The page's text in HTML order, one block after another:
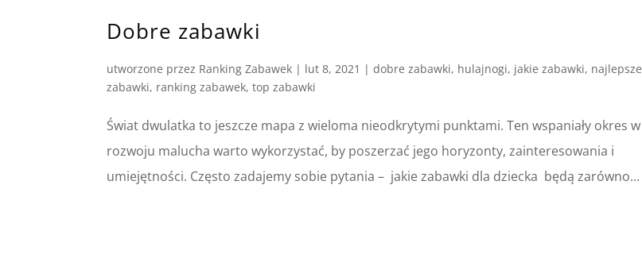
Dobre zabawki
utworzone przez Ranking Zabawek | lut 8, 2021 |dobre zabawki, hulajnogi, jakie zabawki, najlepsze
zabawki, ranking zabawek,top zabawki
Świat dwulatka to jeszcze mapa z wieloma nieodkrytymi punktami. Ten wspaniały okres w
rozwoju malucha warto wykorzystać, by poszerzać jego horyzonty, zainteresowania i
umiejętności. Często zadajemy sobie pytania – jakie zabawki dla dziecka będą zarówno...